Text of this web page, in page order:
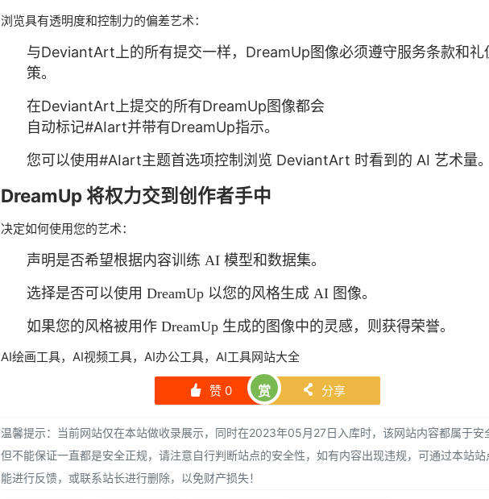
浏览具有透明度和控制力的偏差艺术：
与DeviantArt上的所有提交一样，DreamUp图像必须遵守服务条款和礼
策。
在DeviantArt上提交的所有DreamUp图像都会
自动标记#AIart并带有DreamUp指示。
您可以使用#AIart主题首选项控制浏览 DeviantArt 时看到的 AI 艺术量。
DreamUp 将权力交到创作者手中
决定如何使用您的艺术：
声明是否希望根据内容训练 AI 模型和数据集。
选择是否可以使用 DreamUp 以您的风格生成 AI 图像。
如果您的风格被用作 DreamUp 生成的图像中的灵感，则获得荣誉。
AI绘画工具， AI视频工具， AI办公工具， AI工具网站大全
󰄼 赞 0 赏 󰄯 分享
温馨提示：当前网站仅在本站做收录展示，同时在2023年05月27日入库时，该网站内容都属于安
但不能保证一直都是安全正规，请注意自行判断站点的安全性，如有内容出现违规，可通过本站站
能进行反馈，或联系站长进行删除，以免财产损失！